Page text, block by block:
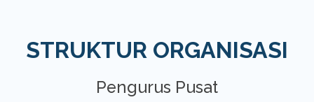
STRUKTUR ORGANISASI
Pengurus Pusat